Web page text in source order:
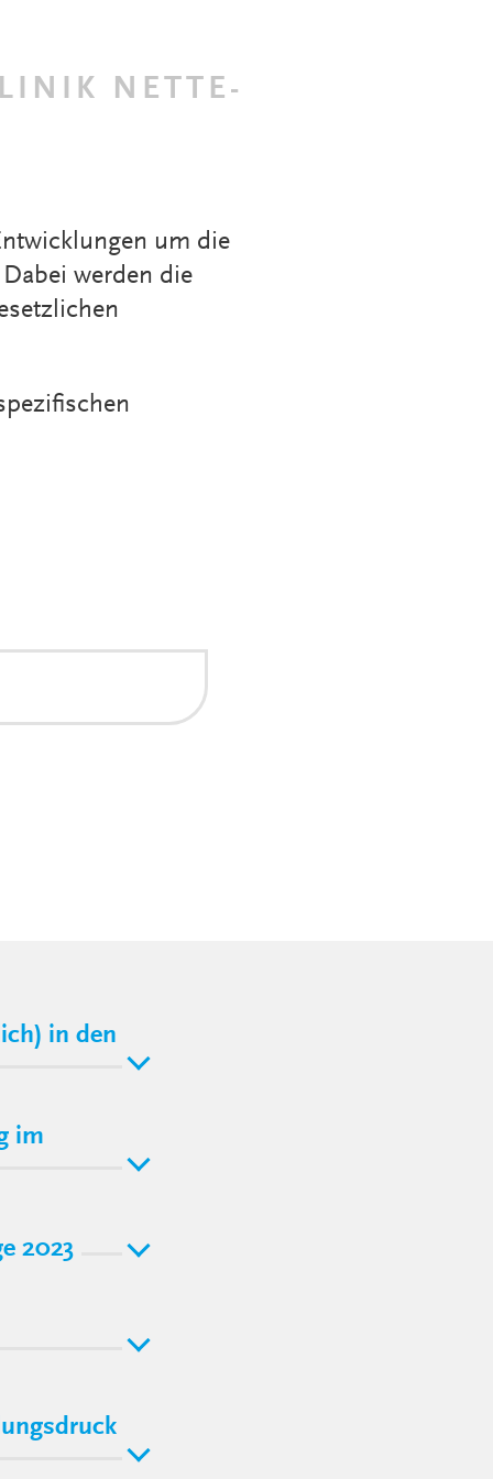
NETTE-
um die
werden die
in den
im
2023